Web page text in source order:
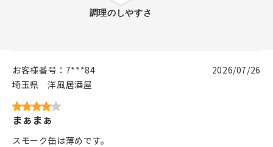
お客様番号： 7***84
埼玉県
洋風居酒屋
2026/07/26
まぁまぁ
スモーク缶は薄めです。